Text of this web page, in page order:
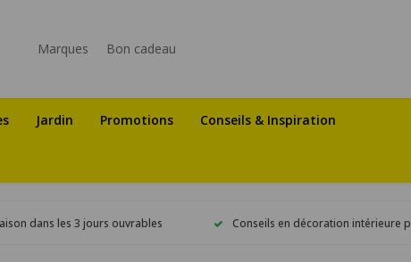
Marques Bon cadeau
Jardin Promotions Conseils & Inspiration
dans les 3 jours ouvrables Conseils en décoration intérieure